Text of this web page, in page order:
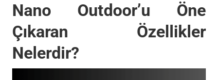
Nano Outdoor’u Öne
Çıkaran Özellikler
Nelerdir?